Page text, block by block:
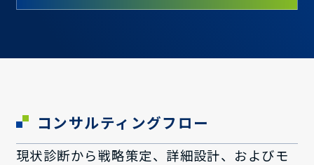
コンサルティングフロー
現状診断から戦略策定、詳細設計、およびモ